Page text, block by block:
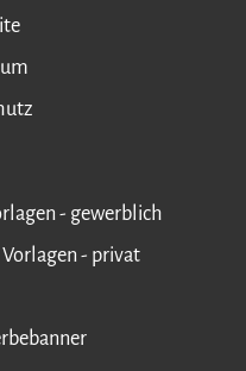
- gewerblich
- privat